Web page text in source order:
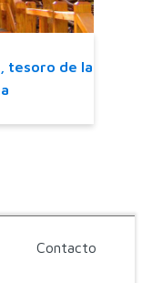
tesoro de la
Contacto